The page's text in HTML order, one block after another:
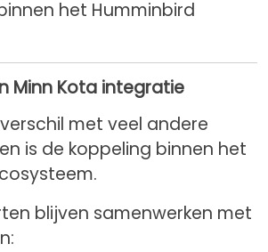
het Humminbird
Minn Kota integratie
met veel andere
is de koppeling binnen het
blijven samenwerken met